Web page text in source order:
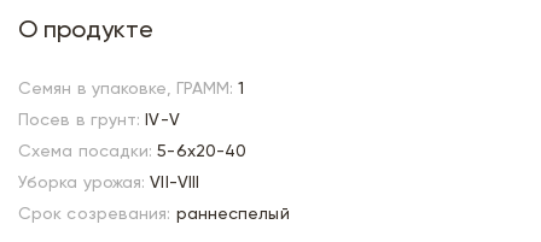
О продукте
Семян в упаковке, ГРАММ: 1
Посев в грунт: IV-V
Схема посадки: 5-6х20-40
Уборка урожая: VII-VIII
Срок созревания: раннеспелый